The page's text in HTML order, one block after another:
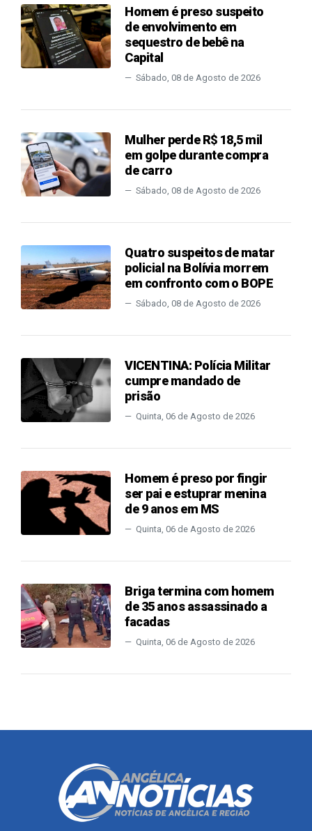
Homem é preso suspeito
de envolvimento em
sequestro de bebê na
Capital
Sábado, 08 de Agosto de 2026
Mulher perde R$ 18,5 mil
em golpe durante compra
de carro
Sábado, 08 de Agosto de 2026
Quatro suspeitos de matar
policial na Bolívia morrem
em confronto com o BOPE
Sábado, 08 de Agosto de 2026
VICENTINA: Polícia Militar
cumpre mandado de
prisão
Quinta, 06 de Agosto de 2026
Homem é preso por fingir
ser pai e estuprar menina
de 9 anos em MS
Quinta, 06 de Agosto de 2026
Briga termina com homem
de 35 anos assassinado a
facadas
Quinta, 06 de Agosto de 2026